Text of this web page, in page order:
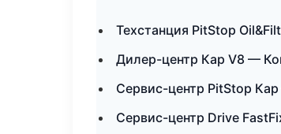
Техстанция PitStop
Дилер-центр Кар V8 —
Сервис-центр PitStop
Сервис-центр Drive